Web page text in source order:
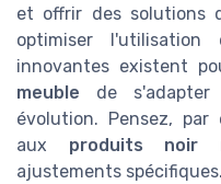
et offrir des solutions
optimiser
innovantes existent
meuble de s'adapter
évolution. Pensez, par
aux produits noir
ajustements spécifiques.